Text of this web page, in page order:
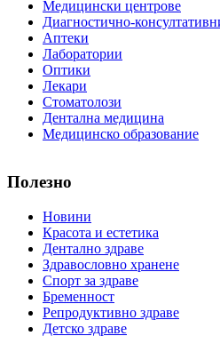
Медицински центрове
Диагностично-
Аптеки
Лаборатории
Оптики
Лекари
Стоматолози
Дентална медицина
Медицинско образование
Полезно
Новини
Красота и естетика
Дентално здраве
Здравословно хранене
Спорт за здраве
Бременност
Репродуктивно здраве
Детско здраве